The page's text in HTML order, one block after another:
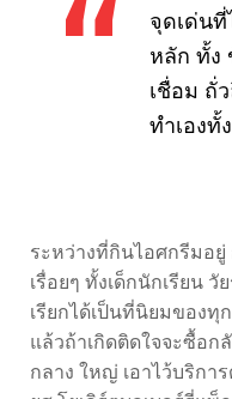
จุดเด่น
หลัก ทั้ง
เชื่อม ถั่
ทำเองทั้
ระหว่างที่กินไอศกรีมอยู่
เรื่อยๆ ทั้งเด็กนักเรียน
เรียกได้เป็นที่นิยมของทุ
แล้วถ้าเกิดติดใจจะซื้อก
กลาง ใหญ่ เอาไว้บริก